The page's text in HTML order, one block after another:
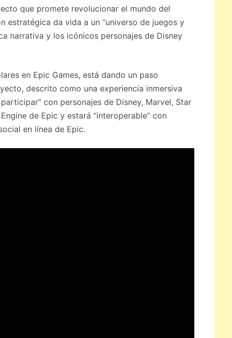
que promete revolucionar el mundo del
estratégica da vida a un “universo de juegos y
narrativa y los icónicos personajes de Disney
en Epic Games, está dando un paso
descrito como una experiencia inmersiva
con personajes de Disney, Marvel, Star
de Epic y estará “interoperable” con
en línea de Epic.